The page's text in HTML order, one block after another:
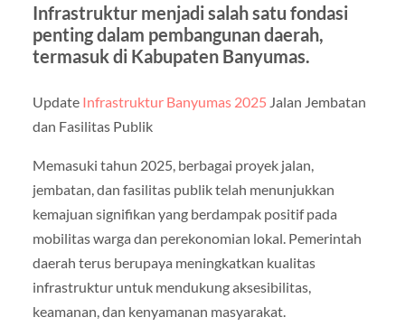
Infrastruktur menjadi salah satu fondasi
penting dalam pembangunan daerah,
termasuk di Kabupaten Banyumas.
Update Infrastruktur Banyumas 2025 Jalan Jembatan
dan Fasilitas Publik
Memasuki tahun 2025, berbagai proyek jalan,
jembatan, dan fasilitas publik telah menunjukkan
kemajuan signifikan yang berdampak positif pada
mobilitas warga dan perekonomian lokal. Pemerintah
daerah terus berupaya meningkatkan kualitas
infrastruktur untuk mendukung aksesibilitas,
keamanan, dan kenyamanan masyarakat.